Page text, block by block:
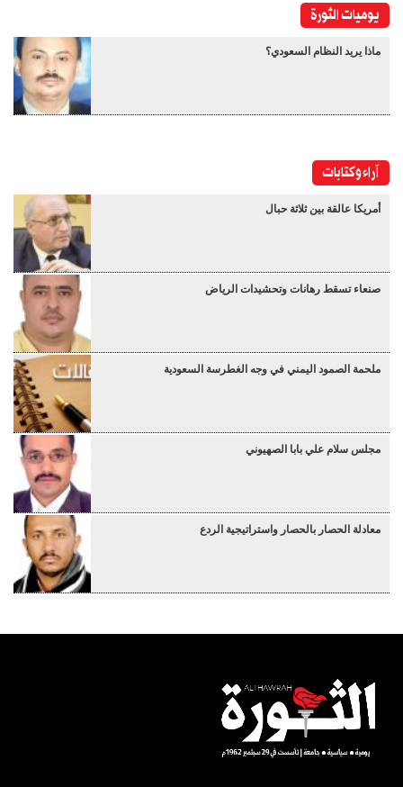
يوميات الثورة
ماذا يريد النظام السعودي؟
آراء وكتابات
أمريكا عالقة بين ثلاثة حبال
صنعاء تسقط رهانات وتحشيدات الرياض
ملحمة الصمود اليمني في وجه الغطرسة السعودية
مجلس سلام علي بابا الصهيوني
معادلة الحصار بالحصار واستراتيجية الردع